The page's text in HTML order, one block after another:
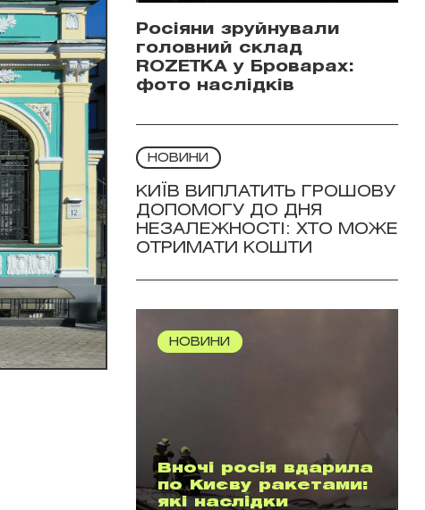
Росіяни зруйнували
головний склад
ROZETKA у Броварах:
фото наслідків
НОВИНИ
КИЇВ ВИПЛАТИТЬ ГРОШОВУ
ДОПОМОГУ ДО ДНЯ
НЕЗАЛЕЖНОСТІ: ХТО МОЖЕ
ОТРИМАТИ КОШТИ
НОВИНИ
Вночі росія вдарила
по Києву ракетами:
які наслідки